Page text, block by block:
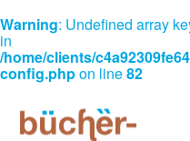
Warning: Undefined array
in
/home/clients/
config.phpon line82
content